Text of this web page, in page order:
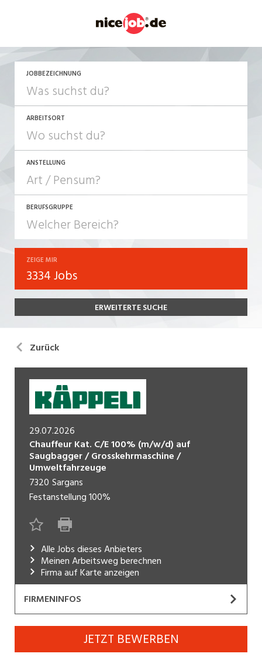
JOBBEZEICHNUNG
ARBEITSORT
ANSTELLUNG
JOB-TYP
Festanstellung
Temporär (befristet)
Praktikum
Lehrstelle
Ferienjob
POSITION
Führungsposition
Management / Kader
BERUFSGRUPPE
Bank, Versicherung
Bau, Handwerk, Elektro
Bildung, Kunst, Design, Soziale Berufe, Sport
Einkauf, Logistik, Transport, Verkehr
Engineering, Technik, Architektur
Finanzen, Controlling, Treuhand, Recht
Gartenbau, Landwirtschaft, Forstwirtschaft
Gastronomie, Hotellerie, Tourismus,
Lebensmittel
Immobilien, Facility Management, Reinigung
Produktion
Informatik, Telekommunikation
Kaufm. Berufe, Kundendienst, Verwaltung
Körperpflege, Wellness
Marketing, Kommunikation, Medien, Druck
ZEIGE MIR
3334 Jobs
ERWEITERTE SUCHE
Zurück
29.07.2026
Chauffeur Kat. C/E 100% (m/w/d) auf
Saugbagger / Grosskehrmaschine /
Umweltfahrzeuge
7320 Sargans
Festanstellung100%
Alle Jobs dieses Anbieters
Meinen Arbeitsweg berechnen
Firma auf Karte anzeigen
FIRMENINFOS
Käppeli
Website JETZT BEWERBEN